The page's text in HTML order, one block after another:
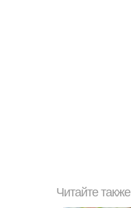
Читайте также